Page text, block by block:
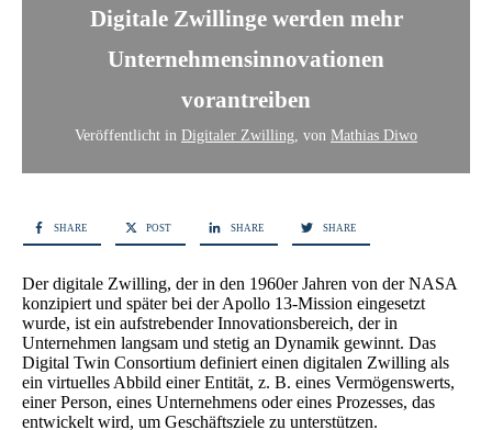
Digitale Zwillinge werden mehr
Unternehmensinnovationen
vorantreiben
Veröffentlicht in Digitaler Zwilling, von Mathias Diwo
SHARE POST SHARE SHARE
Der digitale Zwilling, der in den 1960er Jahren von der NASA
konzipiert und später bei der Apollo 13-Mission eingesetzt
wurde, ist ein aufstrebender Innovationsbereich, der in
Unternehmen langsam und stetig an Dynamik gewinnt. Das
Digital Twin Consortium definiert einen digitalen Zwilling als
ein virtuelles Abbild einer Entität, z. B. eines Vermögenswerts,
einer Person, eines Unternehmens oder eines Prozesses, das
entwickelt wird, um Geschäftsziele zu unterstützen.